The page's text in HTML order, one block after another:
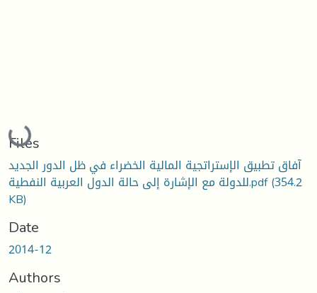
Loading...
Files
آفاق تطبيق الإستراتجية المالية الخضراء في ظل الدور الجديد
للدولة مع الإشارة إلى حالة الدول العربية النفطية.pdf(354.2
KB)
Date
2014-12
Authors